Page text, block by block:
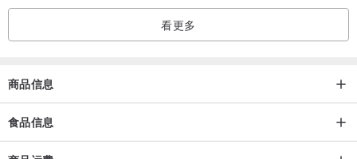
看更多
商品信息
食品信息